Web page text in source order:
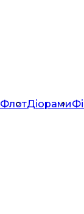
ФлотДіорами